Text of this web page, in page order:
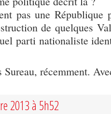
pas une République
de quelques
parti nationaliste
récemment.
2013 à 5h52